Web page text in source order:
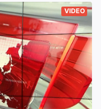
VIDEO